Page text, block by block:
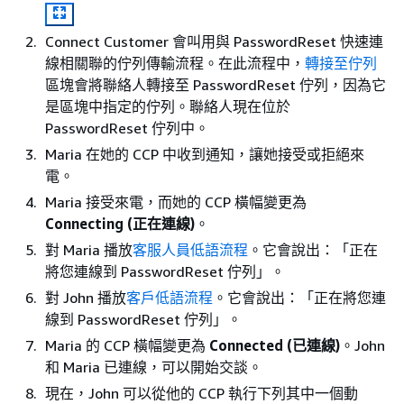
Connect Customer 會叫用與 PasswordReset 快速連
線相關聯的佇列傳輸流程。在此流程中， 轉接至佇列
區塊會將聯絡人轉接至 PasswordReset 佇列，因為它
是區塊中指定的佇列。聯絡人現在位於
PasswordReset 佇列中。
Maria 在她的 CCP 中收到通知，讓她接受或拒絕來
電。
Maria 接受來電，而她的 CCP 橫幅變更為
Connecting (正在連線) 。
對 Maria 播放客服人員低語流程 。它會說出：「正在
將您連線到 PasswordReset 佇列」。
對 John 播放客戶低語流程 。它會說出：「正在將您連
線到 PasswordReset 佇列」。
Maria 的 CCP 橫幅變更為 Connected (已連線) 。John
和 Maria 已連線，可以開始交談。
現在，John 可以從他的 CCP 執行下列其中一個動